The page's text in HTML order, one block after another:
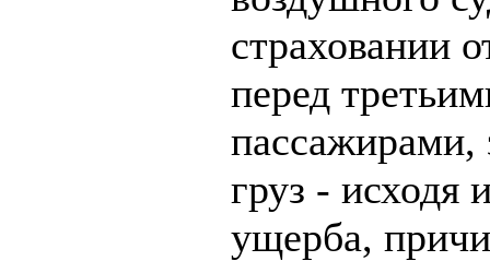
страховании
перед
пассажирами,
груз - исходя
ущерба,